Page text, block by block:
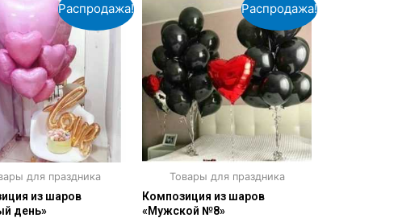
Распродажа!
для праздника
из шаров
день»
Распродажа!
Товары для праздника
Композиция из шаров
«Мужской №8»